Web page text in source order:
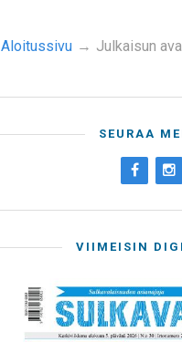
Aloitussivu → Julkaisun
SEURAA
VIIMEISIN